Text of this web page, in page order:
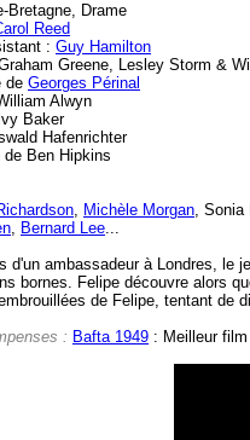
Bretagne, Drame
Reed
: Guy Hamilton
Greene, Lesley Storm &
de Georges Périnal
Alwyn
Baker
Hafenrichter
de Ben Hipkins
, Michèle Morgan, Sonia
, Bernard Lee...
d'un ambassadeur à Londres, le
bornes. Felipe découvre alors
de Felipe, tentant de
: Bafta 1949 : Meilleur